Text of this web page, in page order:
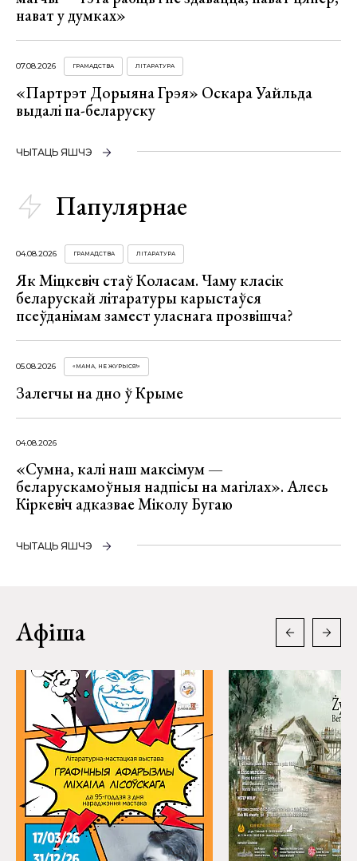
нават у думках»
07.08.2026 ГРАМАДСТВА ЛІТАРАТУРА
«Партрэт Дорыяна Грэя» Оскара Уайльда
выдалі па-беларуску
ЧЫТАЦЬ ЯШЧЭ
Папулярнае
04.08.2026 ГРАМАДСТВА ЛІТАРАТУРА
Як Міцкевіч стаў Коласам. Чаму класік
беларускай літаратуры карыстаўся
псеўданімам замест уласнага прозвішча?
05.08.2026 «МАМА, НЕ ЖУРЫСЯ!»
Залегчы на дно ў Крыме
04.08.2026
«Сумна, калі наш максімум —
беларускамоўныя надпісы на магілах». Алесь
Кіркевіч адказвае Міколу Бугаю
ЧЫТАЦЬ ЯШЧЭ
Афіша